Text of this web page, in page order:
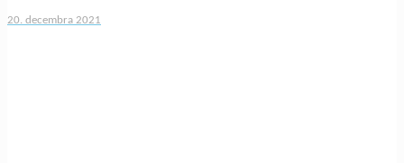
20. decembra 2021